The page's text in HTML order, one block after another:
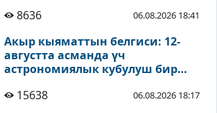
8636
06.08.2026 18:41
Акыр кыяматтын белгиси: 12-
августта асманда үч
астрономиялык кубулуш бир
15638
06.08.2026 18:17